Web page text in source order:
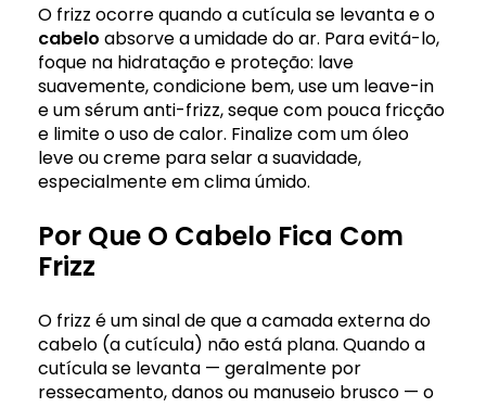
O frizz ocorre quando a cutícula se levanta e o
cabelo absorve a umidade do ar. Para evitá-lo,
foque na hidratação e proteção: lave
suavemente, condicione bem, use um leave-in
e um sérum anti-frizz, seque com pouca fricção
e limite o uso de calor. Finalize com um óleo
leve ou creme para selar a suavidade,
especialmente em clima úmido.
Por Que O Cabelo Fica Com
Frizz
O frizz é um sinal de que a camada externa do
cabelo (a cutícula) não está plana. Quando a
cutícula se levanta — geralmente por
ressecamento, danos ou manuseio brusco — o